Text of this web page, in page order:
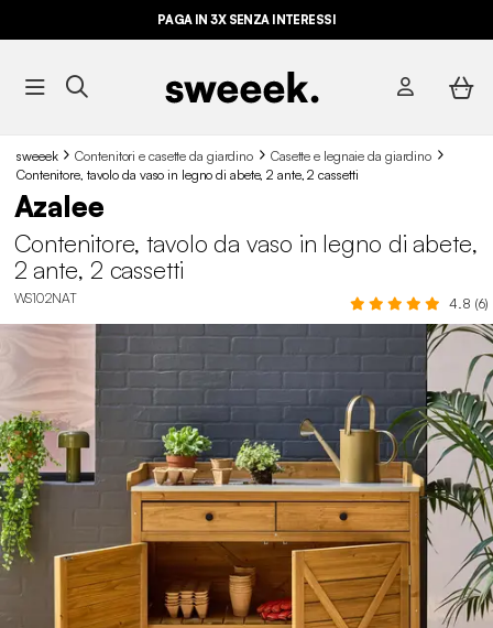
PAGA IN 3X SENZA INTERESSI
sweeek Contenitori e casette da giardino
Casette e legnaie da giardino
Contenitore, tavolo da vaso in legno di abete, 2 ante, 2 cassetti
Azalee
Contenitore, tavolo da vaso in legno di abete,
2 ante, 2 cassetti
WS102NAT 4.8 (6)